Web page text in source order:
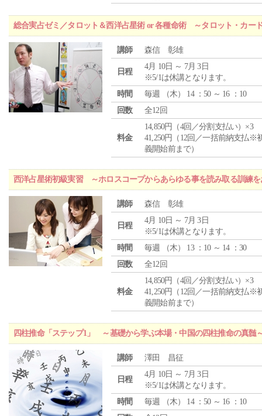
総合実占ゼミ／タロット＆西洋占星術 or 各種命術 ～タロット・カー
講師 森信 彰雄
日程
4月 10日 ～ 7月 3日
※5/1は休講となります。
時間
毎週 （木） 14 ：50 ～ 16 ：10
回数
全12回
料金
14,850円（4回／分割支払い）×3
41,250円（12回／一括前納支払※
義開始前まで）
西洋占星術初級実習 ～ホロスコープからあらゆる事を読み取る訓練を
講師 森信 彰雄
日程
4月 10日 ～ 7月 3日
※5/1は休講となります。
時間
毎週 （木） 13 ：10 ～ 14 ：30
回数
全12回
料金
14,850円（4回／分割支払い）×3
41,250円（12回／一括前納支払※
義開始前まで）
四柱推命「ステップ1」 ～基礎から学ぶ本場・中国の四柱推命の真髄
講師 澤田 昌征
日程
4月 10日 ～ 7月 3日
※5/1は休講となります。
時間
毎週 （木） 14 ：50 ～ 16 ：10